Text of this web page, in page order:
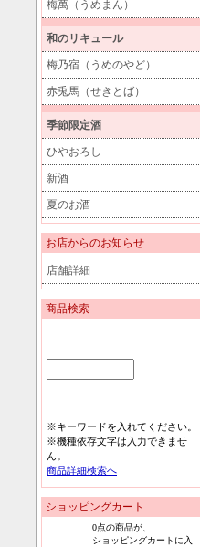
梅萬（うめまん）
和のリキュール
梅乃宿（うめのやど）
赤兎馬（せきとば）
季節限定酒
ひやおろし
新酒
夏のお酒
お店からのお知らせ
店舗詳細
商品検索
※キーワードを入れてください。
※機種依存文字は入力できませ
ん。
商品詳細検索へ
ショッピングカート
0点の商品が、
ショッピングカートに入